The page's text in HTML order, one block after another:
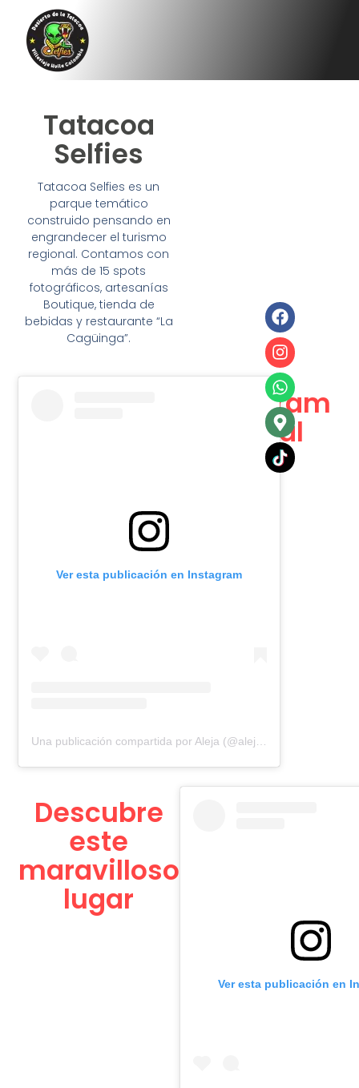
Tatacoa
Selfies
Tatacoa Selfies es un
parque temático
construido pensando en
engrandecer el turismo
regional. Contamos con
más de 15 spots
fotográficos, artesanías
Boutique, tienda de
bebidas y restaurante “La
Cagüinga”.
Instagram
Oficial
Ver esta publicación en Instagram
Descubre
este
maravilloso
lugar
Ver esta publicación en